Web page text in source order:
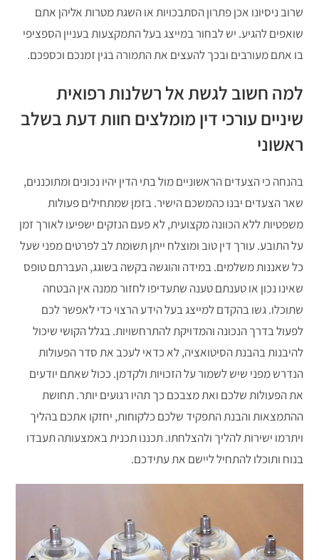
שרוב ניסיונו אכן פתרון הסתבכויות או השגת מטרות אליהן אתם
שואפים להגיע. יש לבחור במייצג בעל התמקצעות בעניין הספציפי
בו אתם מעורבים ובכך להעצים את התמורה בגין זמנכם וכספכם.
למה חשוב לגשת אל רשלנות רפואית
שיניים עורכי דין מומלצים חוות דעת בשלב
ראשוני
בהנחה כי הצעדים הראשוניים מול בתי הדין יהיו נכונים ומתוכננים,
שאר הצעדים יבנו כהמשכם הישיר. בזמן שמתחילים פעולות
משפטיות ללא הכוונה מקצועית, לא פעם הנזקים ישפיעו לאורך זמן
על התובע. עורך דין טוב ומוצלח ייתן תשומת לב לפרטים מפני שעל
כל שאננות משלמים. במידה והוגשה בקשה בשוגג, העברתם טופס
שאינו נכון או טענתם טענה שתעדיפו לחזור ממנה אין הבטחה
שתוכלו. גשו בהקדם למייצג בעל הידע הרצוי כדי לאפשר לכם
לפעול בדרך הנכונה והמדויקת להתרחשויות. בגלל הקושי שיכול
להיבנות בהבנת הסיטואציה, לא כדאי לעכב את סדר הפעולות
הנדרש מפני שיש לשמור על הזכויות ולקדמן. ככול שאתם יודעים
את הפעולות שלכם ואת מצבכם כך תהיו רגועים יותר. תחושת
ההתמצאות והבנת התפקיד שלכם כלקוחות, יחזקו אתכם בהליך
ויתרמו ישירות להליך ולהצלחתו. תכננו תכנית באמצעותה תעבדו
בנוח ותוכלו להתחיל ליישם את עתידכם.